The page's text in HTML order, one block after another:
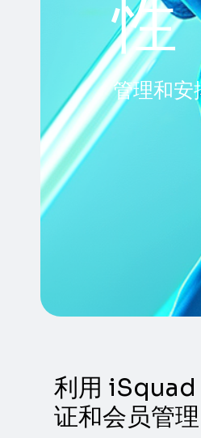
性
管理和安
利用 iSquad
证和会员管